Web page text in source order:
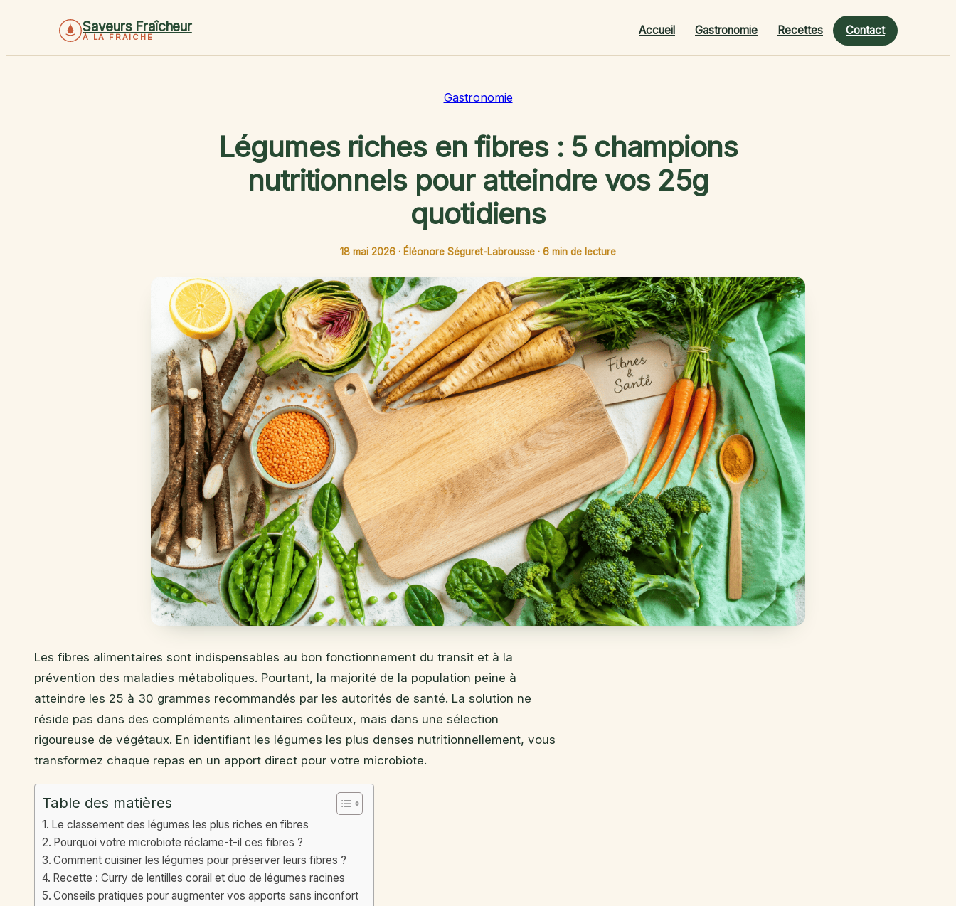
Saveurs Fraîcheur
À LA FRAÎCHE Accueil Gastronomie Recettes Contact
Gastronomie
Légumes riches en fibres : 5 champions
nutritionnels pour atteindre vos 25g
quotidiens
18 mai 2026 · Éléonore Séguret-Labrousse · 6 min de lecture
Les fibres alimentaires sont indispensables au bon fonctionnement du transit et à la
prévention des maladies métaboliques. Pourtant, la majorité de la population peine à
atteindre les 25 à 30 grammes recommandés par les autorités de santé. La solution ne
réside pas dans des compléments alimentaires coûteux, mais dans une sélection
rigoureuse de végétaux. En identifiant les légumes les plus denses nutritionnellement, vous
transformez chaque repas en un apport direct pour votre microbiote.
Table des matières
Le classement des légumes les plus riches en fibres
Pourquoi votre microbiote réclame-t-il ces fibres ?
Comment cuisiner les légumes pour préserver leurs fibres ?
Recette : Curry de lentilles corail et duo de légumes racines
Conseils pratiques pour augmenter vos apports sans inconfort